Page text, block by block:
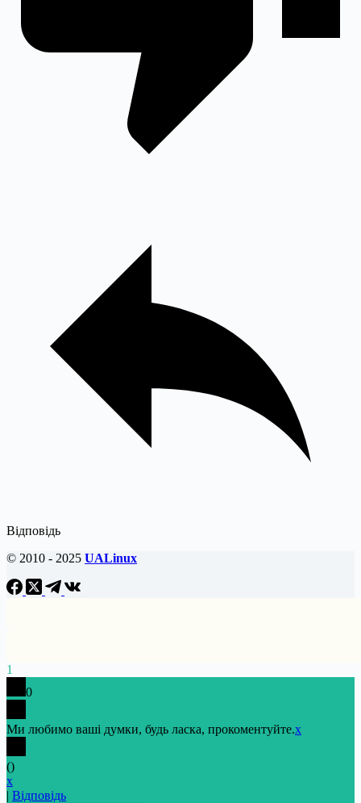
Відповідь
© 2010 - 2025 UALinux
1
0
Ми любимо ваші думки, будь ласка, прокоментуйте.x
()
x
| Відповідь